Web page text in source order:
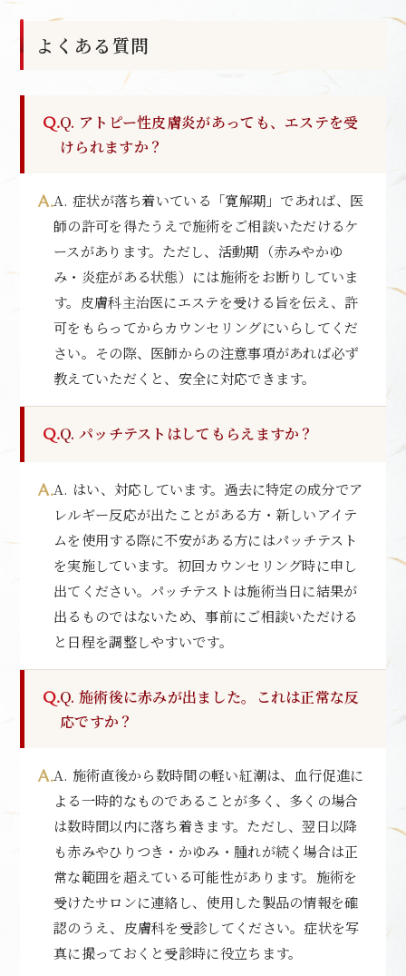
よくある質問
Q. アトピー性皮膚炎があっても、エステを受
けられますか？
A. 症状が落ち着いている「寛解期」であれば、医
師の許可を得たうえで施術をご相談いただけるケ
ースがあります。ただし、活動期（赤みやかゆ
み・炎症がある状態）には施術をお断りしていま
す。皮膚科主治医にエステを受ける旨を伝え、許
可をもらってからカウンセリングにいらしてくだ
さい。その際、医師からの注意事項があれば必ず
教えていただくと、安全に対応できます。
Q. パッチテストはしてもらえますか？
A. はい、対応しています。過去に特定の成分でア
レルギー反応が出たことがある方・新しいアイテ
ムを使用する際に不安がある方にはパッチテスト
を実施しています。初回カウンセリング時に申し
出てください。パッチテストは施術当日に結果が
出るものではないため、事前にご相談いただける
と日程を調整しやすいです。
Q. 施術後に赤みが出ました。これは正常な反
応ですか？
A. 施術直後から数時間の軽い紅潮は、血行促進に
よる一時的なものであることが多く、多くの場合
は数時間以内に落ち着きます。ただし、翌日以降
も赤みやひりつき・かゆみ・腫れが続く場合は正
常な範囲を超えている可能性があります。施術を
受けたサロンに連絡し、使用した製品の情報を確
認のうえ、皮膚科を受診してください。症状を写
真に撮っておくと受診時に役立ちます。